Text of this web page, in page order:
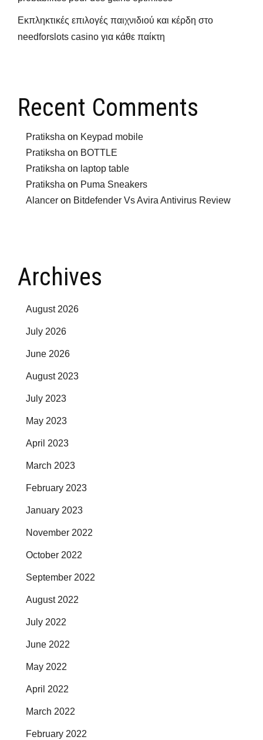
Εκπληκτικές επιλογές παιχνιδιού και κέρδη στο
needforslots casino για κάθε παίκτη
Recent Comments
Pratiksha on Keypad mobile
Pratiksha on BOTTLE
Pratiksha on laptop table
Pratiksha on Puma Sneakers
Alancer on Bitdefender Vs Avira Antivirus Review
Archives
August 2026
July 2026
June 2026
August 2023
July 2023
May 2023
April 2023
March 2023
February 2023
January 2023
November 2022
October 2022
September 2022
August 2022
July 2022
June 2022
May 2022
April 2022
March 2022
February 2022